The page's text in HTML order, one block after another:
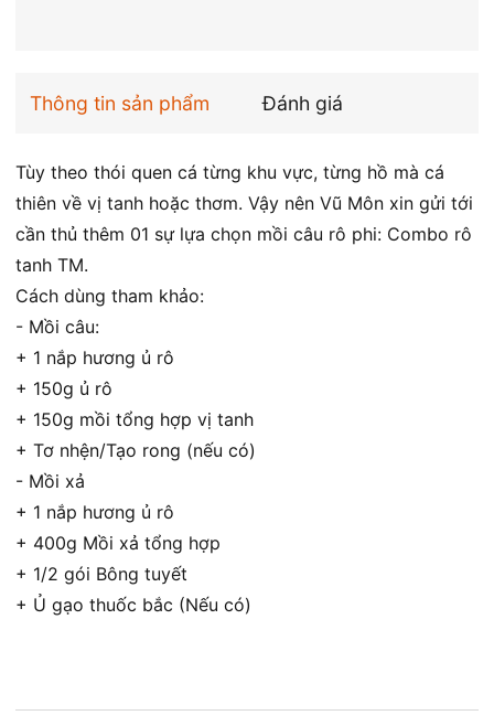
Thông tin sản phẩm Đánh giá
Tùy theo thói quen cá từng khu vực, từng hồ mà cá
thiên về vị tanh hoặc thơm. Vậy nên Vũ Môn xin gửi tới
cần thủ thêm 01 sự lựa chọn mồi câu rô phi: Combo rô
tanh TM.
Cách dùng tham khảo:
- Mồi câu:
+ 1 nắp hương ủ rô
+ 150g ủ rô
+ 150g mồi tổng hợp vị tanh
+ Tơ nhện/Tạo rong (nếu có)
- Mồi xả
+ 1 nắp hương ủ rô
+ 400g Mồi xả tổng hợp
+ 1/2 gói Bông tuyết
+ Ủ gạo thuốc bắc (Nếu có)